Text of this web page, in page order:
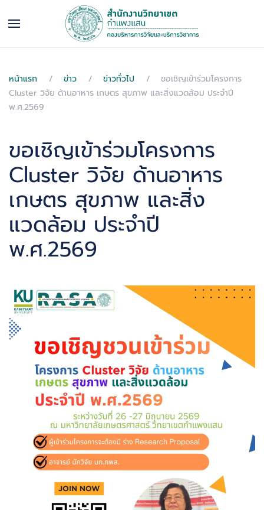
หน้าแรก ข่าว ข่าวทั่วไป
ขอเชิญเข้าร่วมโครงการ
Cluster วิจัย ด้านอาหาร เกษตร สุขภาพ และสิ่งแวดล้อม ประจำปี
พ.ศ.2569
ขอเชิญเข้าร่วมโครงการ
Cluster วิจัย ด้านอาหาร
เกษตร สุขภาพ และสิ่ง
แวดล้อม ประจำปี
พ.ศ.2569